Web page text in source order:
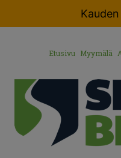
Etusivu Myymälä